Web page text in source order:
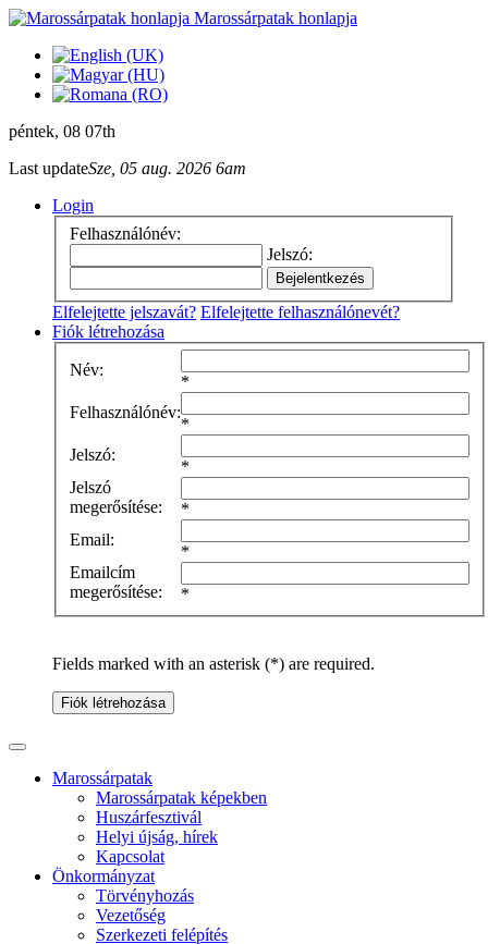
Marossárpatak honlapja
péntek, 08 07th
Last updateSze, 05 aug. 2026 6am
Login
Felhasználónév:
Jelszó:
Elfelejtette jelszavát? Elfelejtette felhasználónevét?
Fiók létrehozása
Név:
*
Felhasználónév:
*
Jelszó:
*
Jelszó
megerősítése:
*
Email:
*
Emailcím
megerősítése:
*
Fields marked with an asterisk (*) are required.
Fiók létrehozása
Marossárpatak
Marossárpatak képekben
Huszárfesztivál
Helyi újság, hírek
Kapcsolat
Önkormányzat
Törvényhozás
Vezetőség
Szerkezeti felépítés